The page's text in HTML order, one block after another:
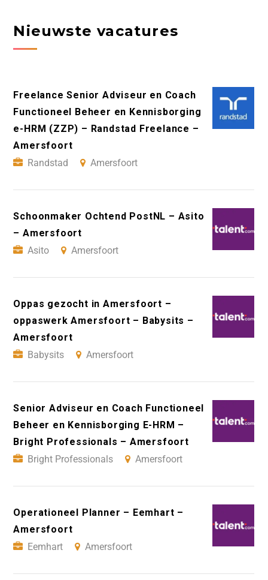
Nieuwste vacatures
Freelance Senior Adviseur en Coach
Functioneel Beheer en Kennisborging
e-HRM (ZZP) – Randstad Freelance –
Amersfoort
Randstad
Amersfoort
Schoonmaker Ochtend PostNL – Asito
– Amersfoort
Asito
Amersfoort
Oppas gezocht in Amersfoort –
oppaswerk Amersfoort – Babysits –
Amersfoort
Babysits
Amersfoort
Senior Adviseur en Coach Functioneel
Beheer en Kennisborging E-HRM –
Bright Professionals – Amersfoort
Bright Professionals
Amersfoort
Operationeel Planner – Eemhart –
Amersfoort
Eemhart
Amersfoort